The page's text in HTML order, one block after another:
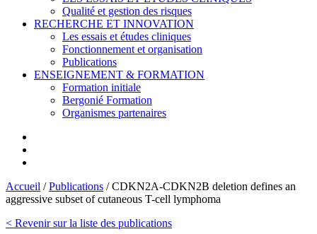
Qualité et gestion des risques
RECHERCHE ET INNOVATION
Les essais et études cliniques
Fonctionnement et organisation
Publications
ENSEIGNEMENT & FORMATION
Formation initiale
Bergonié Formation
Organismes partenaires
Accueil /Publications /CDKN2A-CDKN2B deletion defines an
aggressive subset of cutaneous T-cell lymphoma
< Revenir sur la liste des publications